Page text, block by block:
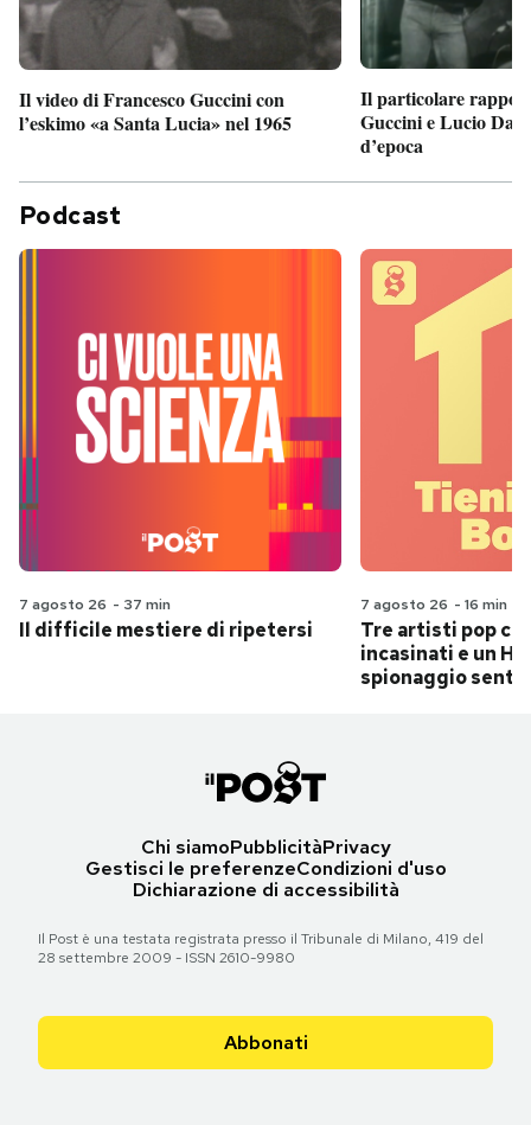
Il video di Francesco Guccini con
l’eskimo «a Santa Lucia» nel 1965
Il particolare
Guccini e Lucio
d’epoca
Podcast
7 agosto 26 - 37 min
Il difficile mestiere di ripetersi
7 agosto 26 - 16 min
Tre artisti pop
incasinati e un
spionaggio
Chi siamoPubblicitàPrivacy
Gestisci le preferenzeCondizioni d'uso
Dichiarazione di accessibilità
Il Post è una testata registrata presso il Tribunale di Milano, 419 del
28 settembre 2009 - ISSN 2610-9980
Abbonati